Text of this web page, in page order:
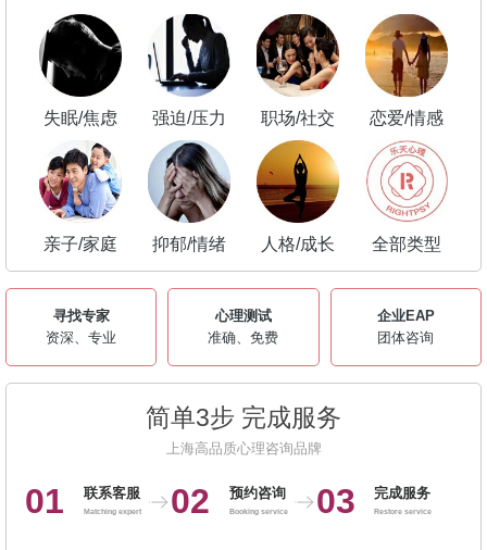
失眠/焦虑 强迫/压力 职场/社交 恋爱/情感
亲子/家庭 抑郁/情绪 人格/成长 全部类型
寻找专家
资深、专业
心理测试
准确、免费
企业EAP
团体咨询
简单3步 完成服务
上海高品质心理咨询品牌
01 联系客服
Matching expert 02 预约咨询
Booking service 03 完成服务
Restore service